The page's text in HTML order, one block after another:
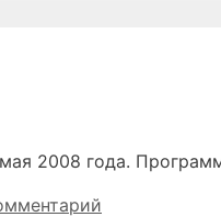
2008 года.